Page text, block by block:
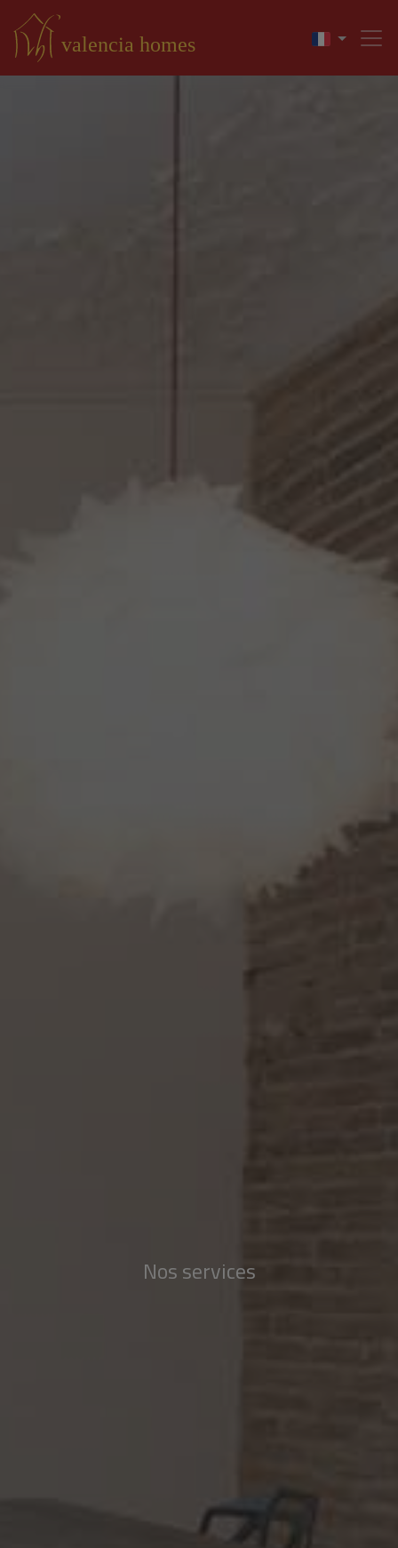
Nos services